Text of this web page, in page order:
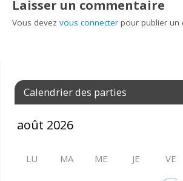
Laisser un commentaire
Vous devezvous connecter pour publier un
Calendrier des parties
LU MA ME JE VE